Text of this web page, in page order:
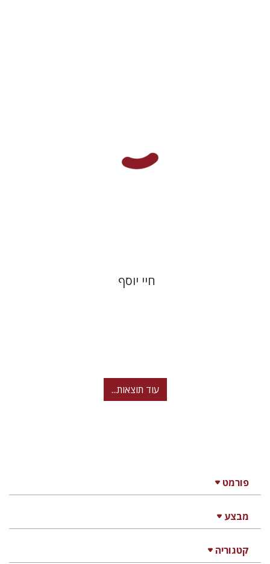
פורמט
מבצע
קטגוריה
חיי יוסף
עוד תוצאות...